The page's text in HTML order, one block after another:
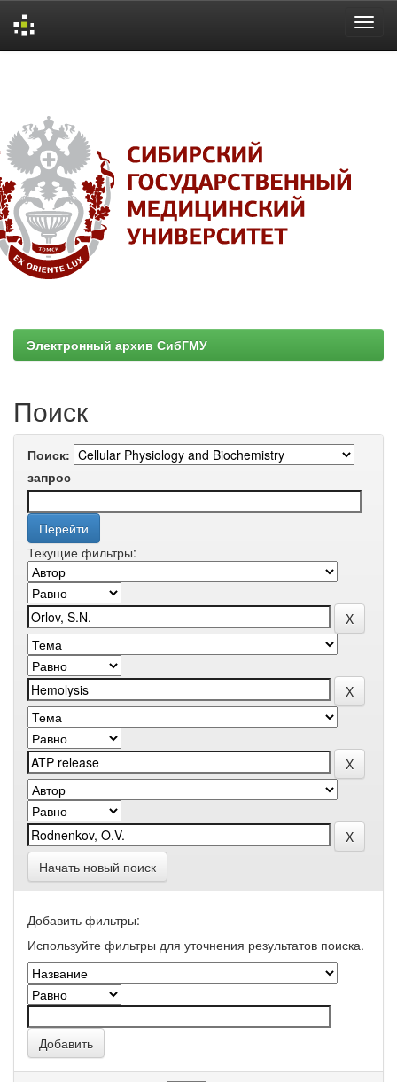
Электронный архив СибГМУ
Поиск
Поиск:
запрос
Текущие фильтры:
Начать новый поиск
Добавить фильтры:
Используйте фильтры для уточнения результатов поиска.